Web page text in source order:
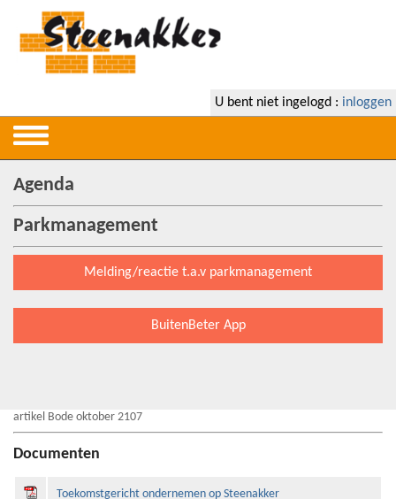
U bent niet ingelogd : inloggen
Agenda
Parkmanagement
Melding/reactie t.a.v parkmanagement
BuitenBeter App
artikel Bode oktober 2107
Documenten
Toekomstgericht ondernemen op Steenakker